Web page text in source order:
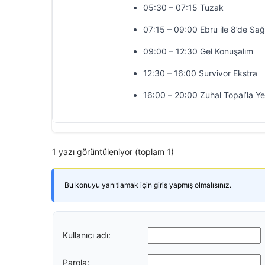
05:30 – 07:15 Tuzak
07:15 – 09:00 Ebru ile 8’de
09:00 – 12:30 Gel Konuşalım
12:30 – 16:00 Survivor Ekstra
16:00 – 20:00 Zuhal Topal’la
1 yazı görüntüleniyor (toplam 1)
Bu konuyu yanıtlamak için giriş yapmış olmalısınız.
Kullanıcı adı:
Parola: